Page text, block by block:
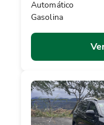
Automático
Gasolina